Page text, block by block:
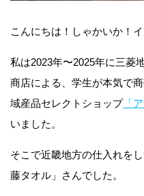
こんにちは！しゃかいか！
私は2023年〜2025年に三菱
商店による、学生が本気で
域産品セレクトショップ「
いました。​​
そこで近畿地方の仕入れを
藤タオル」さんでした。